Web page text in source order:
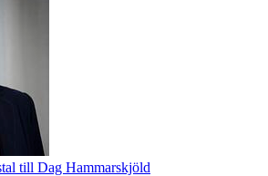
till Dag Hammarskjöld